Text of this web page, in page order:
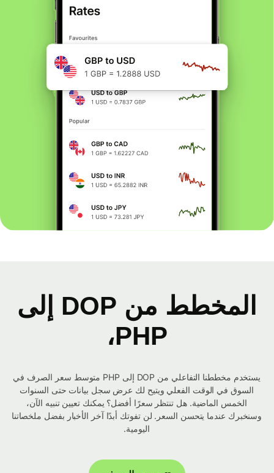
المخطط من DOP إلى
PHP،
يستخدم مخططنا التفاعلي من DOP إلى PHP متوسط ​​سعر الصرف في
السوق في الوقت الفعلي ويتيح لك عرض سجل بيانات حتى السنوات
الخمس الماضية. هل تنتظر سعرًا أفضل؟ يمكنك تعيين تنبيه الآن،
وسنخبرك عندما يتحسن السعر. لن تفوتك أبدًا آخر الأخبار بفضل ملخصاتنا
اليومية.